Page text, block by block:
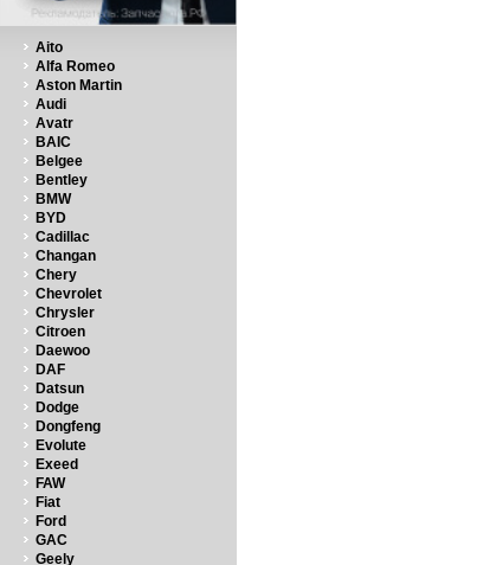
Aito
Alfa Romeo
Aston Martin
Audi
Avatr
BAIC
Belgee
Bentley
BMW
BYD
Cadillac
Changan
Chery
Chevrolet
Chrysler
Citroen
Daewoo
DAF
Datsun
Dodge
Dongfeng
Evolute
Exeed
FAW
Fiat
Ford
GAC
Geely